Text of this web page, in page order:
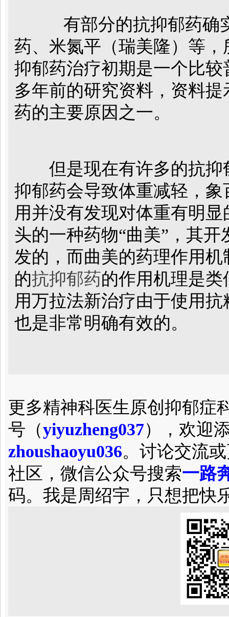
有部分的抗抑郁药确
药、米氮平（瑞美隆）等
抑郁药治疗初期是一个比
多年前的研究资料，资料提
药的主要原因之一。
但是现在有许多的抗抑
抑郁药会导致体重减轻，
用并没有发现对体重有明
头的一种药物“曲美”，其
发的，而曲美的药理作用
的抗抑郁药的作用机理是
用万拉法新治疗由于使用
也是非常明确有效的。
更多精神科医生原创抑郁症
号（yiyuzheng037），欢迎
zhoushaoyu036。讨论交流
社区，微信公众号搜索一路
码。我是周绍宇，只想把快